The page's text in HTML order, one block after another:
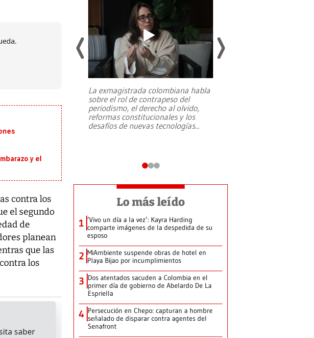
y el
contra los
el segundo
de
planean
que las
los
magnitud
28 de
La exmagistrada colombiana habla
sobre el rol de contrapeso del
periodismo, el derecho al olvido,
reformas constitucionales y los
desafíos de nuevas tecnologías...
Lo más leído
1 ‘Vivo un día a la vez’: Kayra Harding
comparte imágenes de la despedida de su
esposo
2 MiAmbiente suspende obras de hotel en
Playa Bijao por incumplimientos
3 Dos atentados sacuden a Colombia en el
primer día de gobierno de Abelardo De La
Espriella
4 Persecución en Chepo: capturan a hombre
señalado de disparar contra agentes del
Senafront